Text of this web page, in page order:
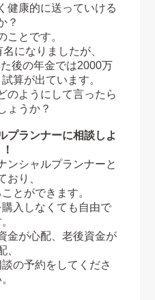
健康的に送っていける
？
ことです。
になりましたが、
後の年金では2000万
算が出ています。
のようにして言ったら
ょうか？
プランナーに相談しよ
ンシャルプランナーと
おり、
とができます。
入しなくても自由で
金が心配、老後資金が
、
の予約をしてくださ